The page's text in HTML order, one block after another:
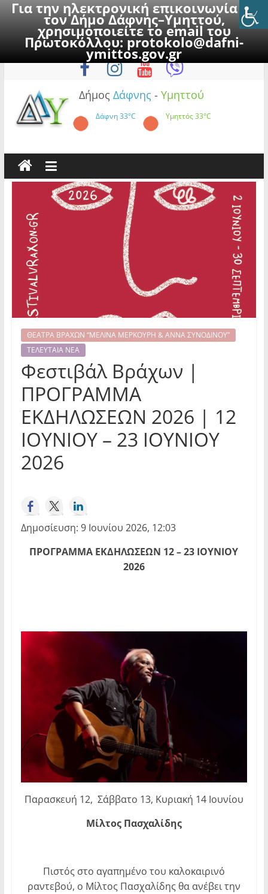
Για την ηλεκτρονική επικοινωνία με
τον Δήμο Δάφνης–Υμηττού,
χρησιμοποιείτε το email του
Πρωτοκόλλου:protokolo@dafni-
ymittos.gov.gr
to
Σάββατο, 8 Αυγούστου 2026
Δήμος Δάφνης - Υμηττού
Δάφνη33°C Υμηττός33°C
ΘΕΑΤΡΑ ΒΡΑΧΩΝ “ΜΕΛΙΝΑ ΜΕΡΚΟΥΡΗ & ΑΝΝΑ ΣΥΝΟΔΙΝΟΥ”
ΤΕΛΕΥΤΑΙΑ ΝΕΑ
Φεστιβάλ Βράχων |
ΠΡΟΓΡΑΜΜΑ
ΕΚΔΗΛΩΣΕΩΝ 2026 | 12
ΙΟΥΝΙΟΥ – 23 ΙΟΥΝΙΟΥ
2026
Δημοσίευση: 9 Ιουνίου 2026, 12:03
ΠΡΟΓΡΑΜΜΑ ΕΚΔΗΛΩΣΕΩΝ 12 – 23 ΙΟΥΝΙΟΥ
2026
Παρασκευή 12, Σάββατο 13, Κυριακή 14 Ιουνίου
Μίλτος Πασχαλίδης
Πιστός στο αγαπημένο του καλοκαιρινό
ραντεβού, ο Μίλτος Πασχαλίδης θα ανέβει την